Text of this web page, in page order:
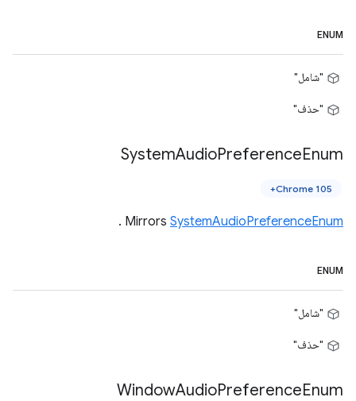
ENUM
"شامل"
"حذف"
SystemAudioPreferenceEnum
Chrome 105+
Mirrors SystemAudioPreferenceEnum
.
ENUM
"شامل"
"حذف"
WindowAudioPreferenceEnum